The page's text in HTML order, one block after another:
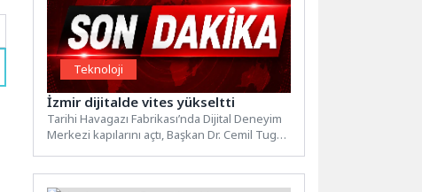
Teknoloji
İzmir dijitalde vites yükseltti
Tarihi Havagazı Fabrikası’nda Dijital Deneyim
Merkezi kapılarını açtı, Başkan Dr. Cemil Tugay